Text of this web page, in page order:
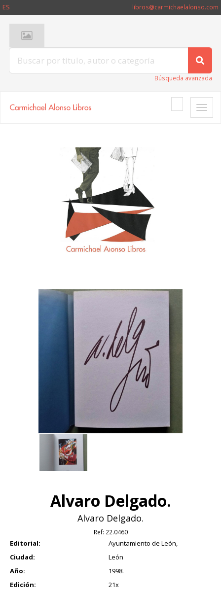
ES libros@carmichaelalonso.com
Búsqueda avanzada
Toggle
Alvaro Delgado.
Alvaro Delgado.
Ref: 22.0460
Editorial:
Ayuntamiento de León,
Ciudad:
León
Año:
1998.
Edición:
21x